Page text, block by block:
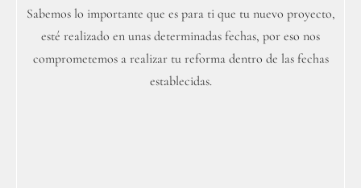
Sabemos lo importante que es para ti que tu nuevo proyecto,
esté realizado en unas determinadas fechas, por eso nos
comprometemos a realizar tu reforma dentro de las fechas
establecidas.